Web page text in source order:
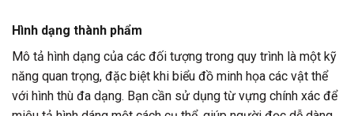
Hình dạng thành phẩm
Mô tả hình dạng của các đối tượng trong quy trình là một kỹ
năng quan trọng, đặc biệt khi biểu đồ minh họa các vật thể
với hình thù đa dạng. Bạn cần sử dụng từ vựng chính xác để